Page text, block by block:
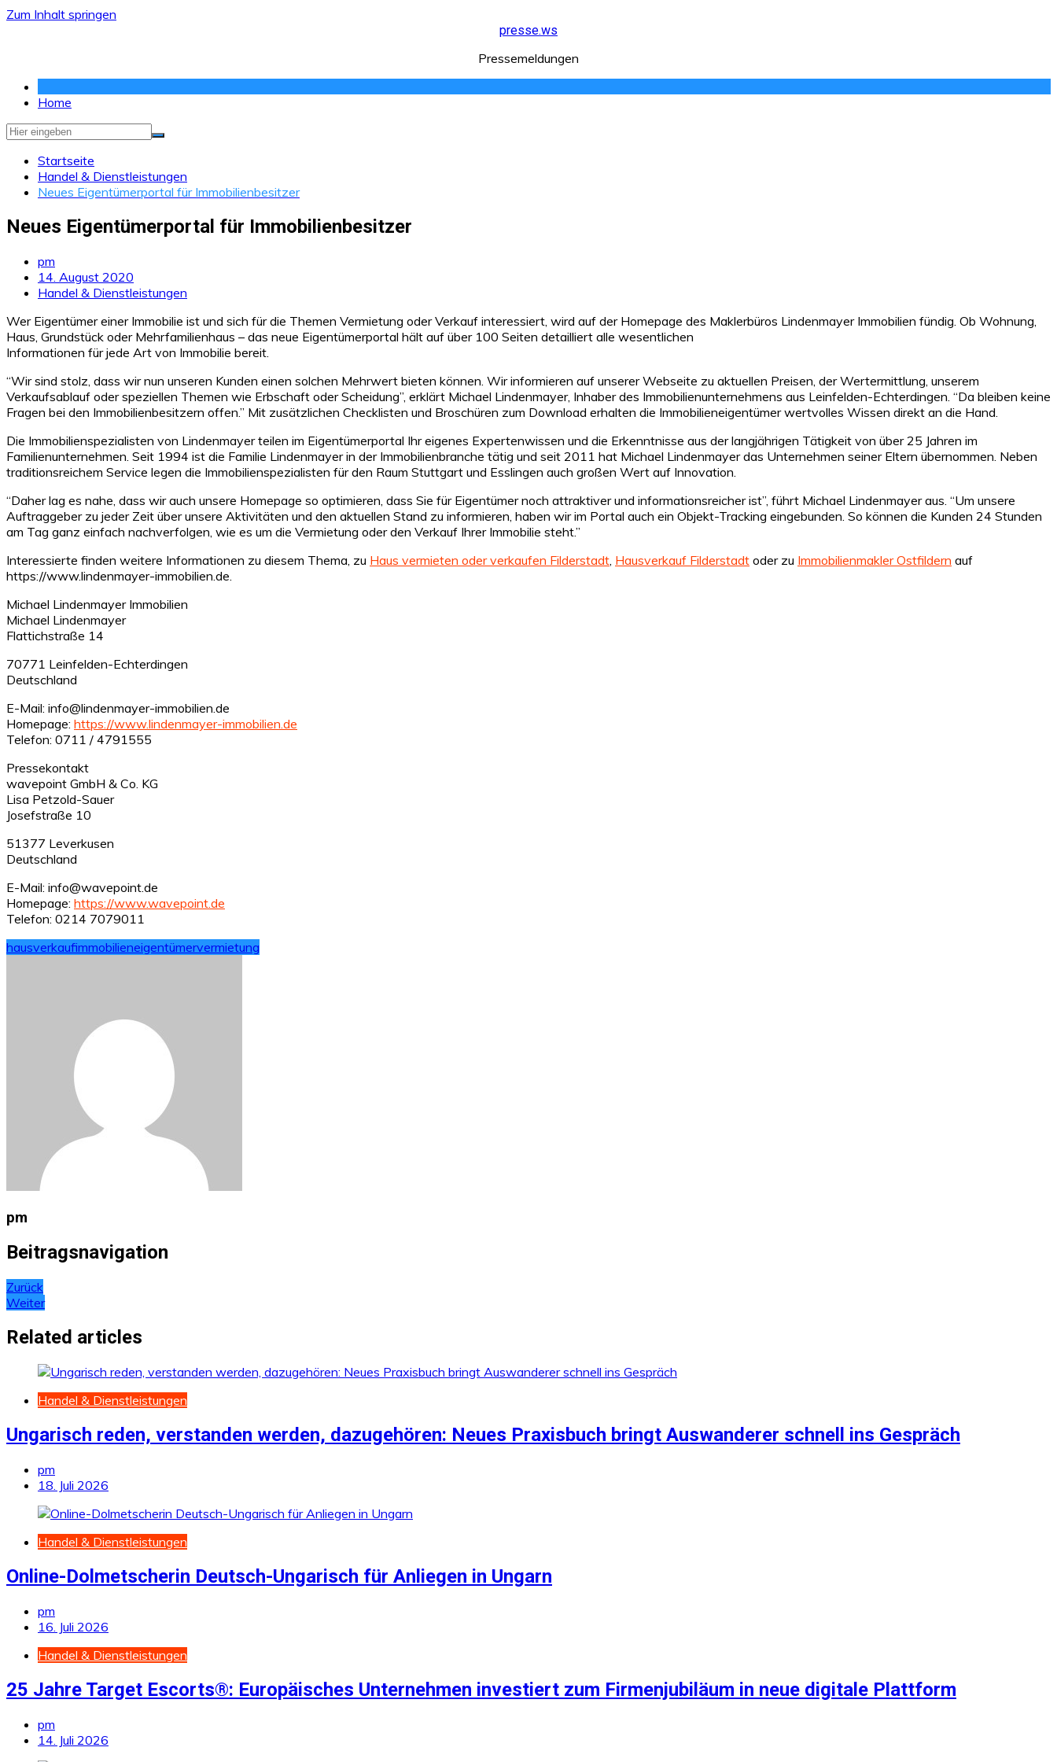
Zum Inhalt springen
presse.ws
Pressemeldungen
Home
Startseite
Handel & Dienstleistungen
Neues Eigentümerportal für Immobilienbesitzer
Neues Eigentümerportal für Immobilienbesitzer
pm
14. August 2020
Handel & Dienstleistungen
Wer Eigentümer einer Immobilie ist und sich für die Themen Vermietung oder Verkauf interessiert, wird auf der Homepage des Maklerbüros Lindenmayer Immobilien fündig. Ob Wohnung,
Haus, Grundstück oder Mehrfamilienhaus – das neue Eigentümerportal hält auf über 100 Seiten detailliert alle wesentlichen
Informationen für jede Art von Immobilie bereit.
“Wir sind stolz, dass wir nun unseren Kunden einen solchen Mehrwert bieten können. Wir informieren auf unserer Webseite zu aktuellen Preisen, der Wertermittlung, unserem
Verkaufsablauf oder speziellen Themen wie Erbschaft oder Scheidung”, erklärt Michael Lindenmayer, Inhaber des Immobilienunternehmens aus Leinfelden-Echterdingen. “Da bleiben keine
Fragen bei den Immobilienbesitzern offen.” Mit zusätzlichen Checklisten und Broschüren zum Download erhalten die Immobilieneigentümer wertvolles Wissen direkt an die Hand.
Die Immobilienspezialisten von Lindenmayer teilen im Eigentümerportal Ihr eigenes Expertenwissen und die Erkenntnisse aus der langjährigen Tätigkeit von über 25 Jahren im
Familienunternehmen. Seit 1994 ist die Familie Lindenmayer in der Immobilienbranche tätig und seit 2011 hat Michael Lindenmayer das Unternehmen seiner Eltern übernommen. Neben
traditionsreichem Service legen die Immobilienspezialisten für den Raum Stuttgart und Esslingen auch großen Wert auf Innovation.
“Daher lag es nahe, dass wir auch unsere Homepage so optimieren, dass Sie für Eigentümer noch attraktiver und informationsreicher ist”, führt Michael Lindenmayer aus. “Um unsere
Auftraggeber zu jeder Zeit über unsere Aktivitäten und den aktuellen Stand zu informieren, haben wir im Portal auch ein Objekt-Tracking eingebunden. So können die Kunden 24 Stunden
am Tag ganz einfach nachverfolgen, wie es um die Vermietung oder den Verkauf Ihrer Immobilie steht.”
Interessierte finden weitere Informationen zu diesem Thema, zu Haus vermieten oder verkaufen Filderstadt Hausverkauf Filderstadt oder zu Immobilienmakler Ostfildern auf
https://www.lindenmayer-immobilien.de.
Michael Lindenmayer Immobilien
Michael Lindenmayer
Flattichstraße 14
70771 Leinfelden-Echterdingen
Deutschland
E-Mail: info@lindenmayer-immobilien.de
Homepage: https://www.lindenmayer-immobilien.de
Telefon: 0711 / 4791555
Pressekontakt
wavepoint GmbH & Co. KG
Lisa Petzold-Sauer
Josefstraße 10
51377 Leverkusen
Deutschland
E-Mail: info@wavepoint.de
Homepage: https://www.wavepoint.de
Telefon: 0214 7079011
hausverkaufimmobilieneigentümervermietung
pm
Beitragsnavigation
Zurück
Weiter
Related articles
Handel & Dienstleistungen
Ungarisch reden, verstanden werden, dazugehören: Neues Praxisbuch bringt Auswanderer schnell ins Gespräch
pm
18. Juli 2026
Handel & Dienstleistungen
Online-Dolmetscherin Deutsch-Ungarisch für Anliegen in Ungarn
pm
16. Juli 2026
Handel & Dienstleistungen
25 Jahre Target Escorts®: Europäisches Unternehmen investiert zum Firmenjubiläum in neue digitale Plattform
pm
14. Juli 2026